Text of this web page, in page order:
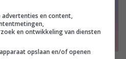
advertenties en content,
en ontwikkeling van diensten
opslaan en/of openen